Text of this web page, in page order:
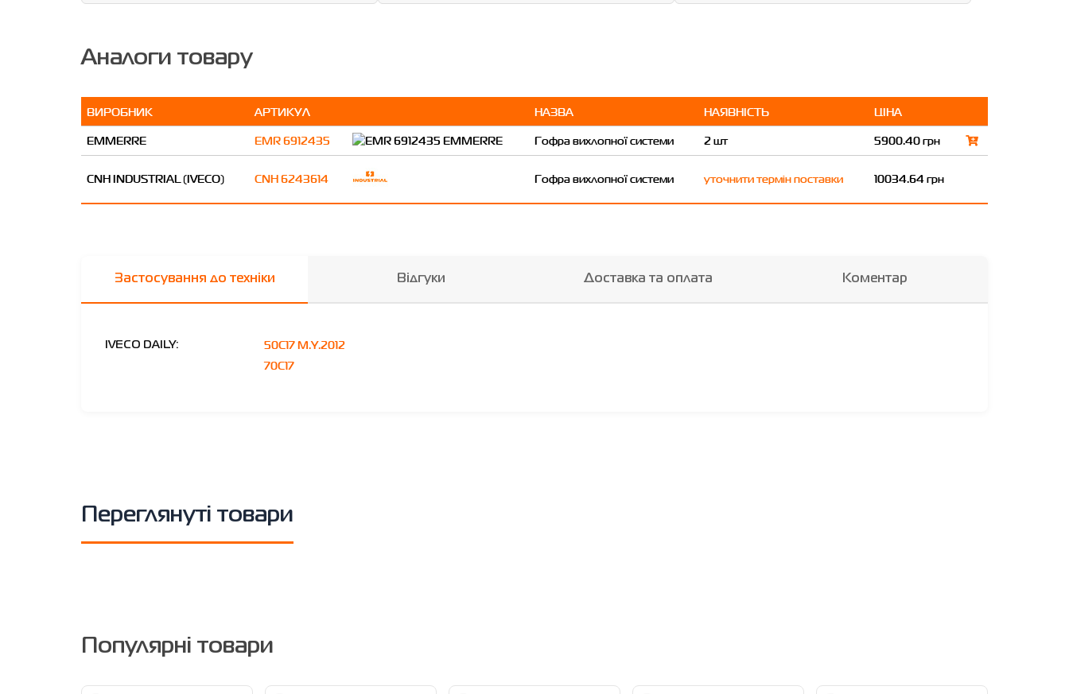
Аналоги товару
ВИРОБНИК АРТИКУЛ НАЗВА НАЯВНІСТЬ
ЦІНА
EMMERRE
EMR 6912435 Гофра вихлопної системи 2 шт 5900.40 грн
CNH INDUSTRIAL (IVECO) CNH 6243614 Гофра вихлопної системи уточнити термін поставки 10034.64 грн
Застосування до техніки Відгуки Доставка та оплата Коментар
IVECO DAILY:
50C17 M.Y.2012
70C17
Переглянуті товари
Популярні товари